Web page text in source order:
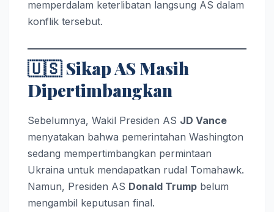
memperdalam keterlibatan langsung AS dalam
konflik tersebut.
🇺🇸Sikap AS Masih
Dipertimbangkan
Sebelumnya, Wakil Presiden AS JD Vance
menyatakan bahwa pemerintahan Washington
sedang mempertimbangkan permintaan
Ukraina untuk mendapatkan rudal Tomahawk.
Namun, Presiden AS Donald Trump belum
mengambil keputusan final.